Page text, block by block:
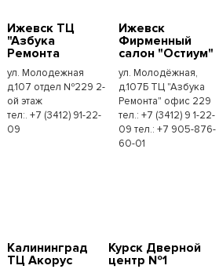
Ижевск ТЦ
"Азбука
Ремонта
ул. Молодежная
д.107 отдел №229 2-
ой этаж
тел:. +7 (3412) 91-22-
09
Ижевск
Фирменный
салон "Остиум"
ул. Молодёжная,
д.107Б ТЦ "Азбука
Ремонта" офис 229
тел.: +7 (3412) 9 1-22-
09 тел.: +7 905-876-
60-01
Калининград
ТЦ Акорус
Курск Дверной
центр №1